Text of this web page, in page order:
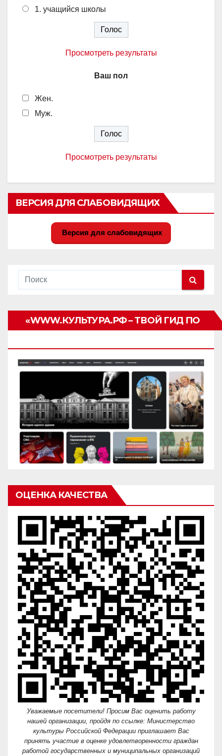
1. учащийся школы
Просмотреть результаты
Ваш пол
Жен.
Муж.
Просмотреть результаты
ВЕРСИЯ ДЛЯ СЛАБОВИДЯЩИХ
Версия для слабовидящих
«WWW.КУЛЬТУРА.РФ – ТВОЙ ГИД ПО
ОЦЕНКА КАЧЕСТВА
Уважаемые посетители! Просим Вас оценить работу
нашей организации, пройдя по ссылке: Министерство
культуры Российской Федерации приглашает Вас
принять участие в оценке удовлетворенности граждан
работой государственных и муниципальных организаций